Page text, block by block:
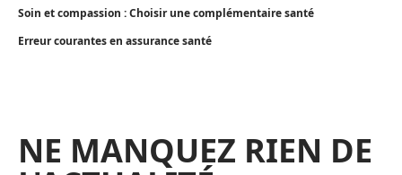
Soin et compassion : Choisir une complémentaire santé
Erreur courantes en assurance santé
NE MANQUEZ RIEN DE